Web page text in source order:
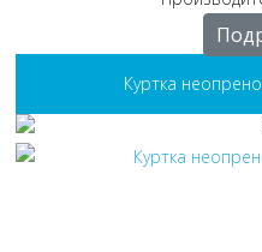
Куртка